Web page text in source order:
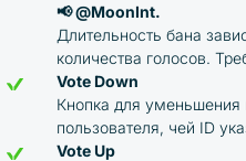
📢 @MoonInt.
Длительность бана
количества голосов.
Vote Down
Кнопка для уменьшения
пользователя, чей ID
Vote Up